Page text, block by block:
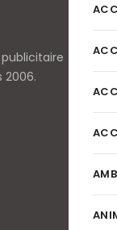
publicitaire
2006.